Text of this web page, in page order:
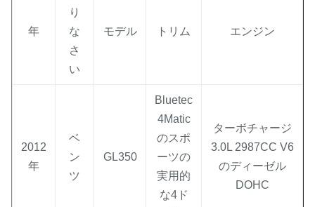
年
り
な
さ
い
モデル トリム エンジン
2012
年
ベ
ン
ツ
GL350
Bluetec
4Matic
のスポ
ーツの
実用的
な4ド
ターボチャージ
3.0L 2987CC V6
のディーゼル
DOHC